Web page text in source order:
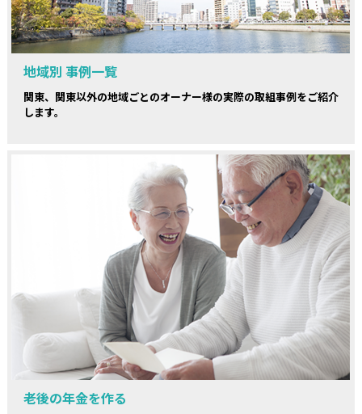
地域別 事例一覧
関東、関東以外の地域ごとのオーナー様の実際の取組事例をご紹介
します。
老後の年金を作る